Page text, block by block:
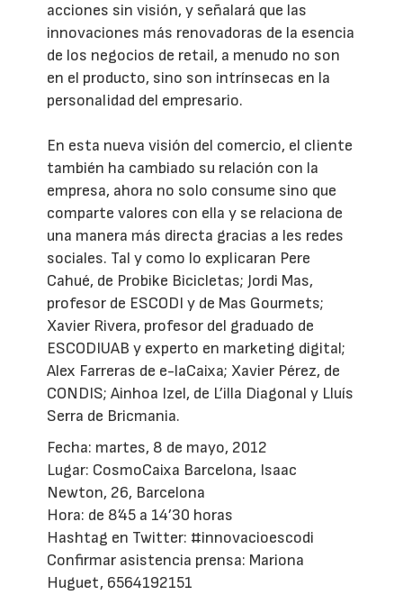
acciones sin visión, y señalará que las
innovaciones más renovadoras de la esencia
de los negocios de retail, a menudo no son
en el producto, sino son intrínsecas en la
personalidad del empresario.
En esta nueva visión del comercio, el cliente
también ha cambiado su relación con la
empresa, ahora no solo consume sino que
comparte valores con ella y se relaciona de
una manera más directa gracias a les redes
sociales. Tal y como lo explicaran Pere
Cahué, de Probike Bicicletas; Jordi Mas,
profesor de ESCODI y de Mas Gourmets;
Xavier Rivera, profesor del graduado de
ESCODIUAB y experto en marketing digital;
Alex Farreras de e-laCaixa; Xavier Pérez, de
CONDIS; Ainhoa Izel, de L’illa Diagonal y Lluís
Serra de Bricmania.
Fecha: martes, 8 de mayo, 2012
Lugar: CosmoCaixa Barcelona, Isaac
Newton, 26, Barcelona
Hora: de 8’45 a 14’30 horas
Hashtag en Twitter: #innovacioescodi
Confirmar asistencia prensa: Mariona
Huguet, 6564192151